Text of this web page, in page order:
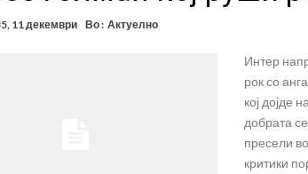
11 декември Во : Актуелно
Интер
рок со
кој дојде
добрата
пресели
критики